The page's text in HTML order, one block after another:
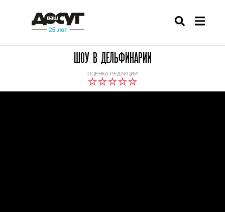
ШОУ В ДЕЛЬФИНАРИИ
ОЦЕНКА РЕДАКЦИИ